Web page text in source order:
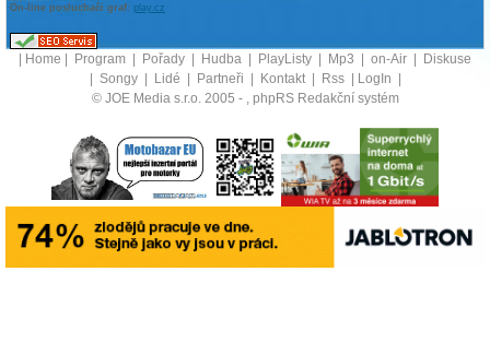
On-line posluchači graf: play.cz
Home Program Pořady Hudba PlayListy Mp3 on-Air
Diskuse
Songy Lidé Partneři Kontakt Rss LogIn
© JOE Media s.r.o. 2005 - , phpRS Redakční systém